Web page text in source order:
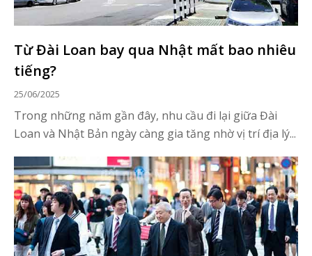
Từ Đài Loan bay qua Nhật mất bao nhiêu
tiếng?
25/06/2025
Trong những năm gần đây, nhu cầu đi lại giữa Đài
Loan và Nhật Bản ngày càng gia tăng nhờ vị trí địa lý...